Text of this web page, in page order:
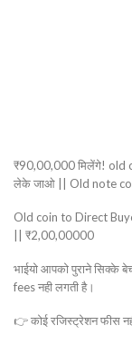
₹90,00,000 मिलेंगे! old
लेके जाओ || Old note
Old coin to Direct
|| ₹2,00,00000
भाईयो आपको पुराने सिक्के
fees नही लगती है।
👉 कोई रजिस्ट्रेशन फीस